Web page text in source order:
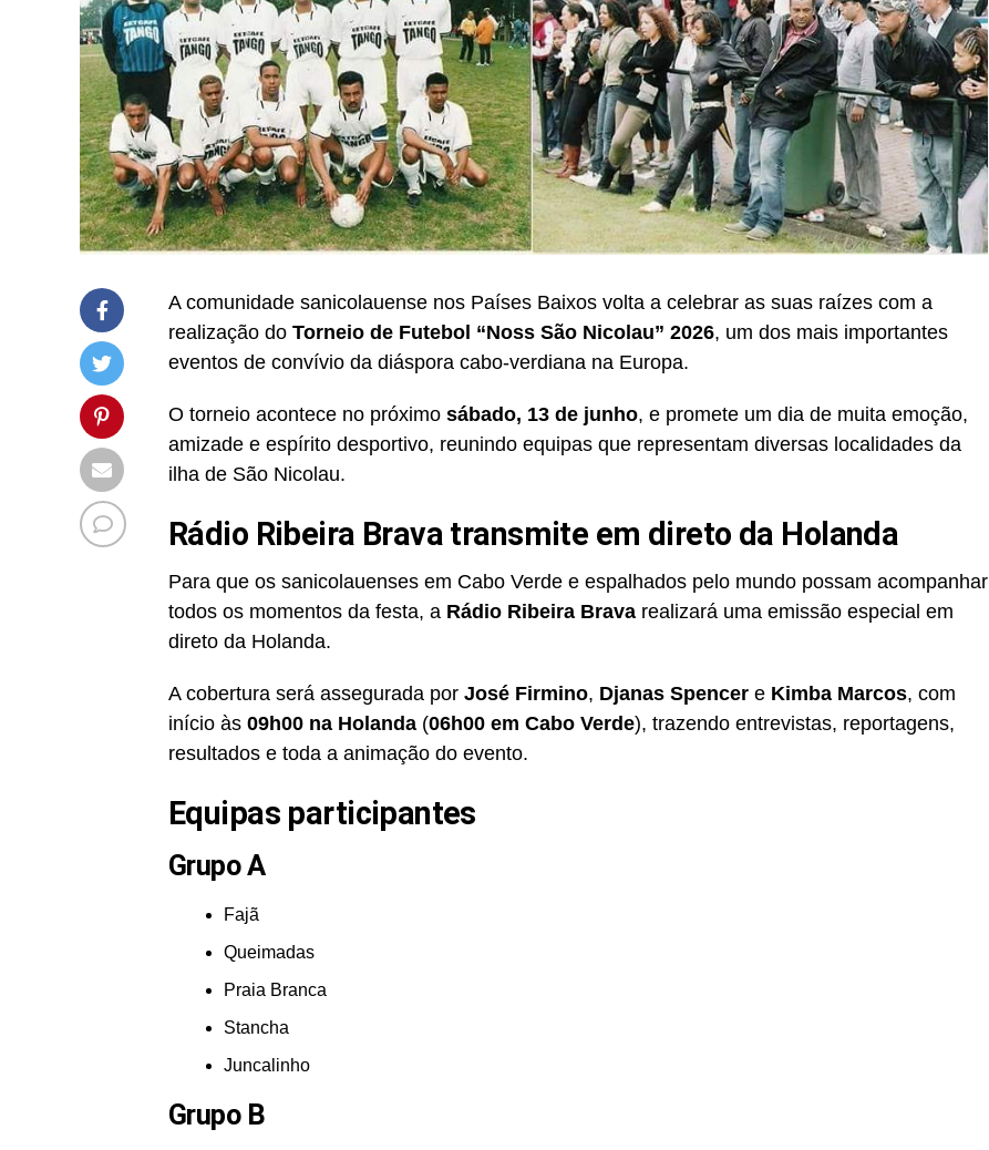
A comunidade sanicolauense nos Países Baixos volta a celebrar as suas raízes com a
realização do Torneio de Futebol “Noss São Nicolau” 2026, um dos mais importantes
eventos de convívio da diáspora cabo-verdiana na Europa.
O torneio acontece no próximo sábado, 13 de junho, e promete um dia de muita emoção,
amizade e espírito desportivo, reunindo equipas que representam diversas localidades da
ilha de São Nicolau.
Rádio Ribeira Brava transmite em direto da Holanda
Para que os sanicolauenses em Cabo Verde e espalhados pelo mundo possam acompanhar
todos os momentos da festa, a Rádio Ribeira Brava realizará uma emissão especial em
direto da Holanda.
A cobertura será assegurada por José Firmino, Djanas Spencer e Kimba Marcos, com
início às 09h00 na Holanda (06h00 em Cabo Verde), trazendo entrevistas, reportagens,
resultados e toda a animação do evento.
Equipas participantes
Grupo A
Fajã
Queimadas
Praia Branca
Stancha
Juncalinho
Grupo B